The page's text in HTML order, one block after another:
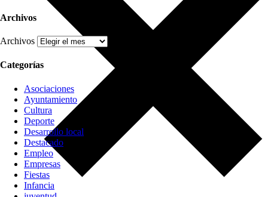
Archivos
Archivos
Categorías
Asociaciones
Ayuntamiento
Cultura
Deporte
Desarrollo local
Destacado
Empleo
Empresas
Fiestas
Infancia